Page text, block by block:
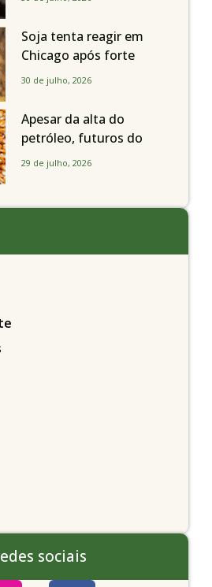
Paulo
Soja tenta reagir em
Chicago após forte
liquidação; portos
de R$ 150/sc
30 de julho, 2026
Apesar da alta do
petróleo, futuros do
milho recuam em
29 de julho, 2026
sociais